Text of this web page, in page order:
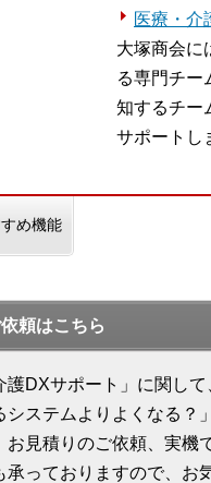
医療・介
大塚商会に
る専門チー
知するチー
サポートし
め機能
頼はこちら
護DXサポート」に関し
システムよりよくなる
お見積りのご依頼、実機
承っておりますので、お